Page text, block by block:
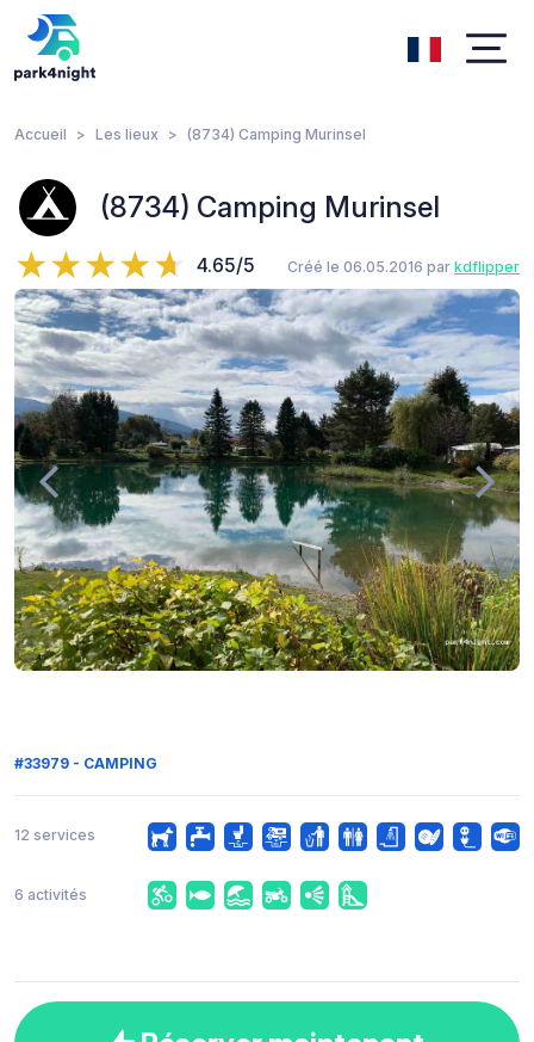
Accueil Les lieux (8734) Camping Murinsel
(8734) Camping Murinsel
4.65/5 Créé le 06.05.2016 par kdflipper
#33979 - CAMPING
12 services
6 activités